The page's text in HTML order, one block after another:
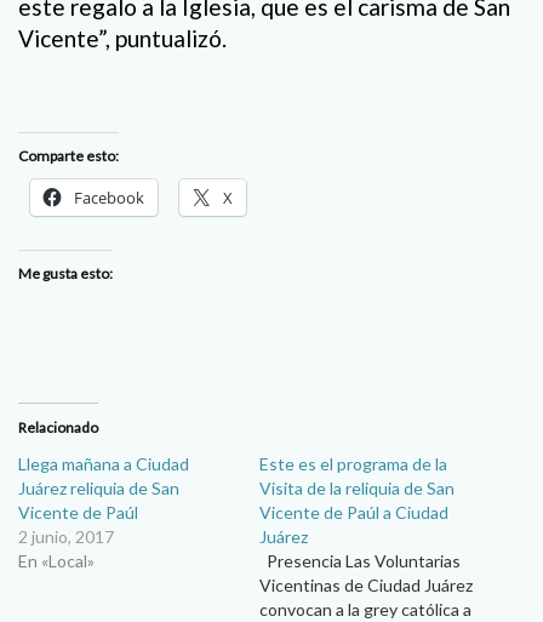
este regalo a la Iglesia, que es el carisma de San
Vicente”, puntualizó.
Comparte esto:
Facebook X
Me gusta esto:
Relacionado
Llega mañana a Ciudad
Juárez reliquia de San
Vicente de Paúl
2 junio, 2017
En «Local»
Este es el programa de la
Visita de la reliquia de San
Vicente de Paúl a Ciudad
Juárez
Presencia Las Voluntarias
Vicentinas de Ciudad Juárez
convocan a la grey católica a